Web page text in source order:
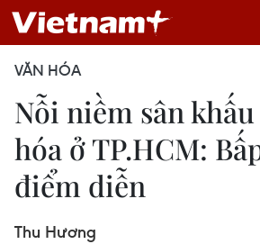
VĂN HÓA
Nỗi niềm sân
hóa ở TP.HCM:
điểm diễn
Thu Hương